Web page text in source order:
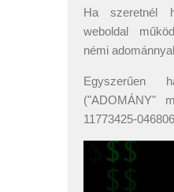
Ha szeretnél
weboldal
némi
Egyszerűen
("ADOMÁNY"
11773425-